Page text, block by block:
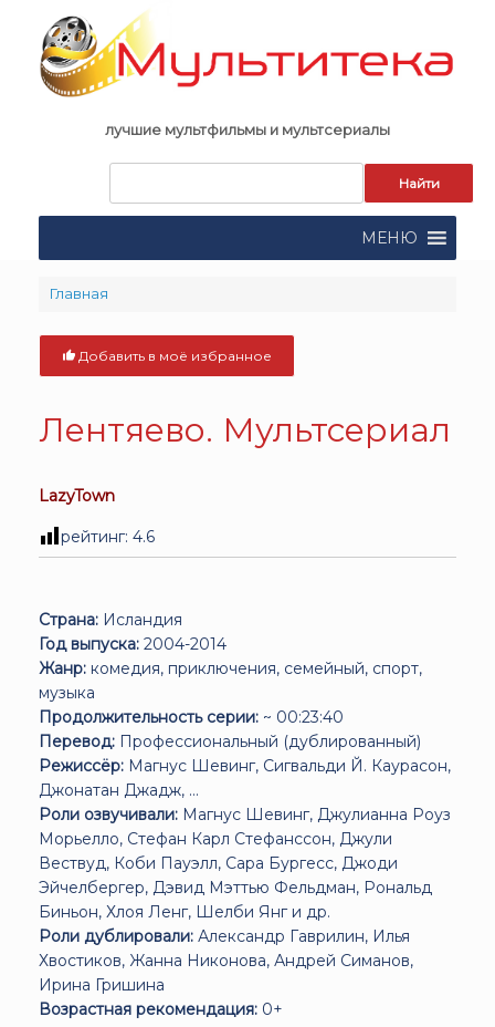
content
лучшие мультфильмы и мультсериалы
поиска:
МЕНЮ
Главная
Добавить в моё избранное
Лентяево. Мультсериал
LazyTown
рейтинг: 4.6
Страна: Исландия
Год выпуска: 2004-2014
Жанр: комедия, приключения, семейный, спорт,
музыка
Продолжительность серии: ~ 00:23:40
Перевод: Профессиональный (дублированный)
Режиссёр: Магнус Шевинг, Сигвальди Й. Каурасон,
Джонатан Джадж, ...
Роли озвучивали: Магнус Шевинг, Джулианна Роуз
Морьелло, Стефан Карл Стефанссон, Джули
Вествуд, Коби Пауэлл, Сара Бургесс, Джоди
Эйчелбергер, Дэвид Мэттью Фельдман, Рональд
Биньон, Хлоя Ленг, Шелби Янг и др.
Роли дублировали: Александр Гаврилин, Илья
Хвостиков, Жанна Никонова, Андрей Симанов,
Ирина Гришина
Возрастная рекомендация: 0+